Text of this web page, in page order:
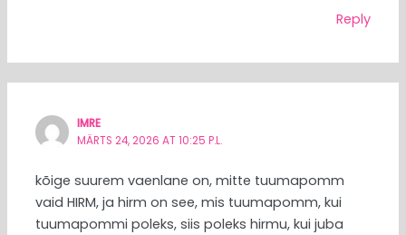
Reply
IMRE
MÄRTS 24, 2026 AT 10:25 P.L.
kõige suurem vaenlane on, mitte tuumapomm
vaid HIRM, ja hirm on see, mis tuumapomm, kui
tuumapommi poleks, siis poleks hirmu, kui juba